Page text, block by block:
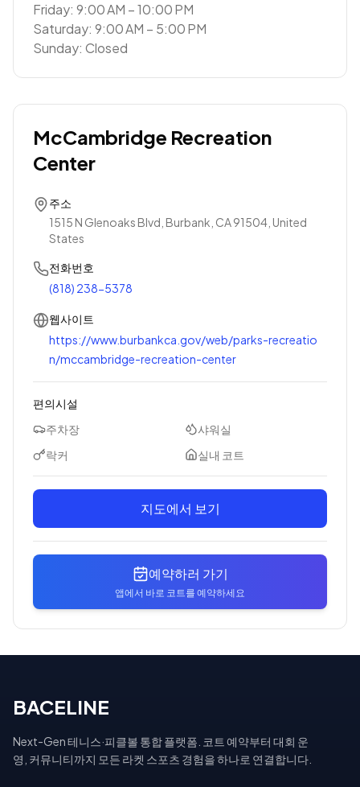
Friday: 9:00 AM – 10:00 PM
Saturday: 9:00 AM – 5:00 PM
Sunday: Closed
McCambridge Recreation
Center
주소
1515 N Glenoaks Blvd, Burbank, CA 91504, United
States
전화번호
(818) 238-5378
웹사이트
https://www.burbankca.gov/web/parks-recreatio
n/mccambridge-recreation-center
편의시설
주차장
샤워실
락커
실내 코트
지도에서 보기
예약하러 가기
앱에서 바로 코트를 예약하세요
BACELINE
Next-Gen 테니스·피클볼 통합 플랫폼. 코트 예약부터 대회 운
영, 커뮤니티까지 모든 라켓 스포츠 경험을 하나로 연결합니다.